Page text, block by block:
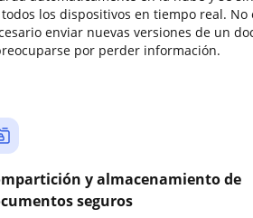
los dispositivos en tiempo real. No
enviar nuevas versiones de un
por perder información.
y almacenamiento de
seguros